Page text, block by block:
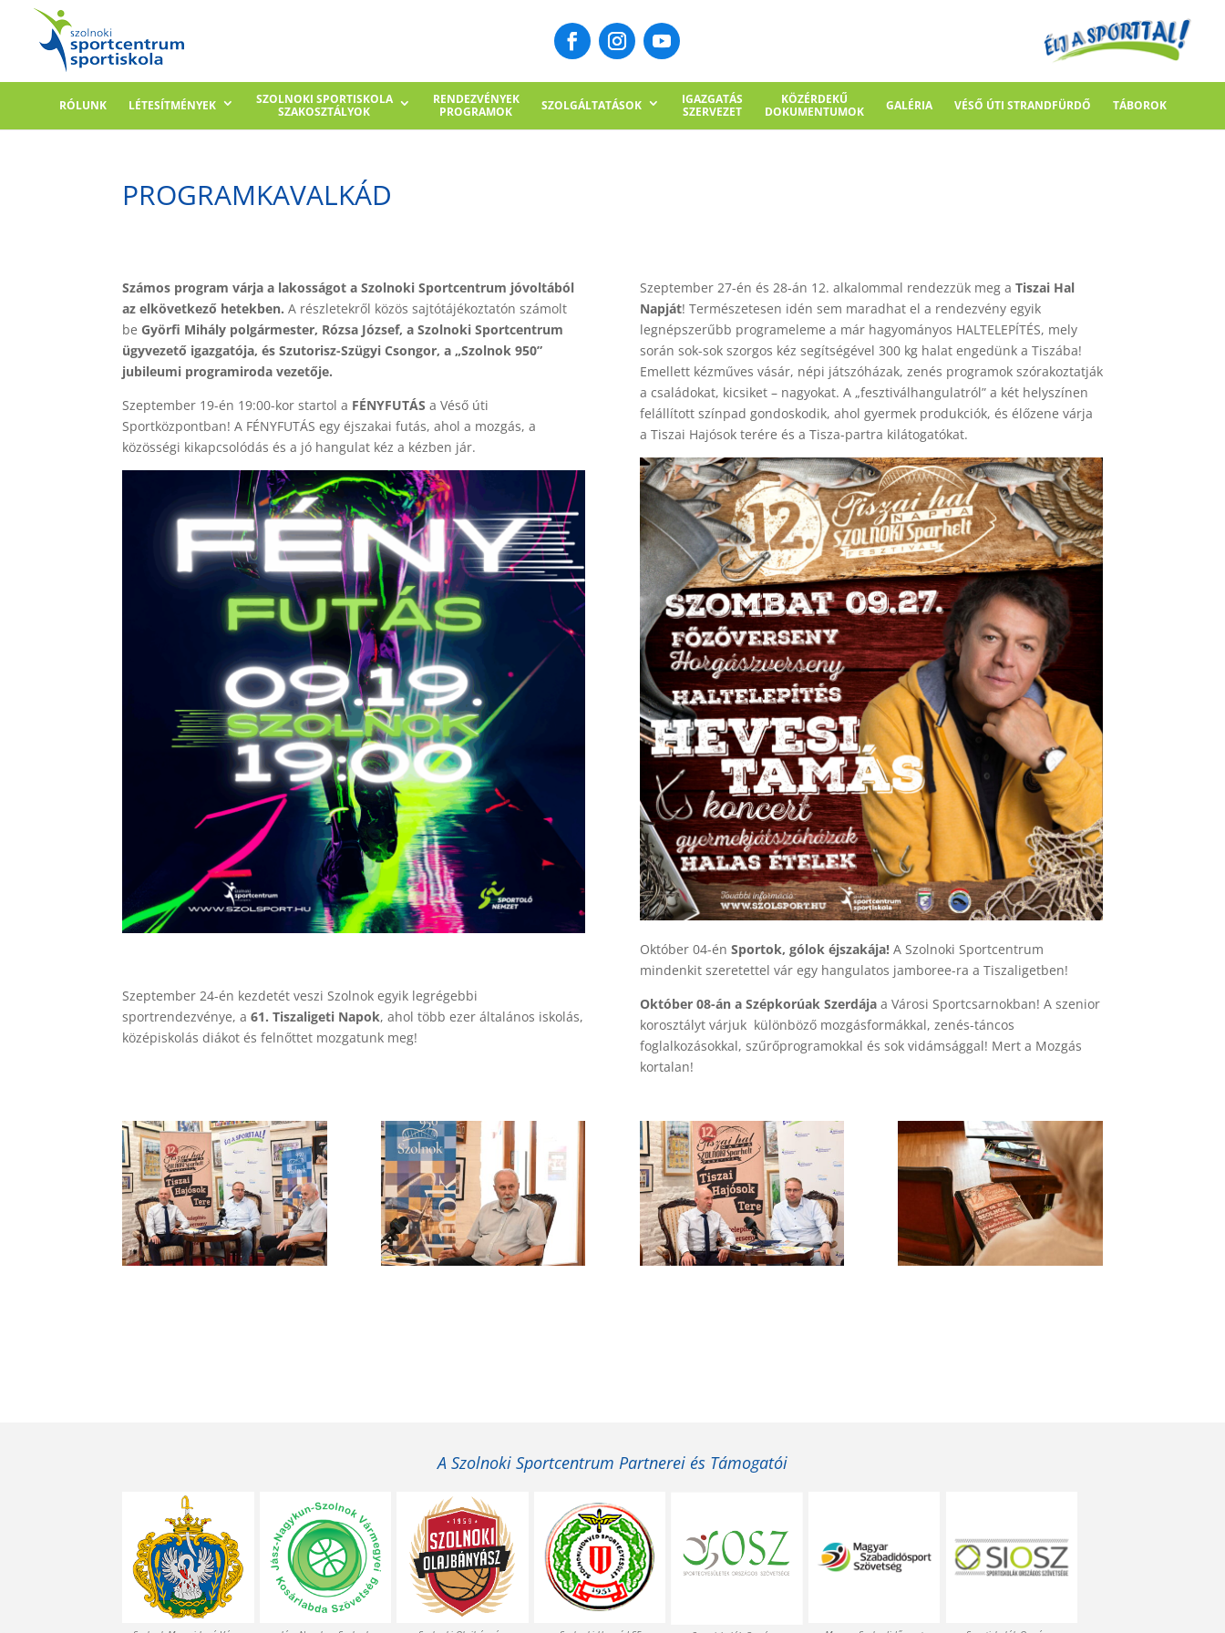
RÓLUNK LÉTESÍTMÉNYEK
SZOLNOKI SPORTISKOLA
SZAKOSZTÁLYOK
RENDEZVÉNYEK
PROGRAMOK
SZOLGÁLTATÁSOK
IGAZGATÁS
SZERVEZET
KÖZÉRDEKŰ
DOKUMENTUMOK
GALÉRIA VÉSŐ ÚTI STRANDFÜRDŐ TÁBOROK
PROGRAMKAVALKÁD
Számos program várja a lakosságot a Szolnoki Sportcentrum jóvoltából
az elkövetkező hetekben. A részletekről közös sajtótájékoztatón számolt
be Györfi Mihály polgármester, Rózsa József, a Szolnoki Sportcentrum
ügyvezető igazgatója, és Szutorisz-Szügyi Csongor, a „Szolnok 950”
jubileumi programiroda vezetője.
Szeptember 19-én 19:00-kor startol a FÉNYFUTÁS a Véső úti
Sportközpontban! A FÉNYFUTÁS egy éjszakai futás, ahol a mozgás, a
közösségi kikapcsolódás és a jó hangulat kéz a kézben jár.
Szeptember 24-én kezdetét veszi Szolnok egyik legrégebbi
sportrendezvénye, a61. Tiszaligeti Napok, ahol több ezer általános iskolás,
középiskolás diákot és felnőttet mozgatunk meg!
Szeptember 27-én és 28-án 12. alkalommal rendezzük meg a Tiszai Hal
Napját! Természetesen idén sem maradhat el a rendezvény egyik
legnépszerűbb programeleme a már hagyományos HALTELEPÍTÉS, mely
során sok-sok szorgos kéz segítségével 300 kg halat engedünk a Tiszába!
Emellett kézműves vásár, népi játszóházak, zenés programok szórakoztatják
a családokat, kicsiket – nagyokat. A „fesztiválhangulatról” a két helyszínen
felállított színpad gondoskodik, ahol gyermek produkciók, és élőzene várja
a Tiszai Hajósok terére és a Tisza-partra kilátogatókat.
Október 04-én Sportok, gólok éjszakája!A Szolnoki Sportcentrum
mindenkit szeretettel vár egy hangulatos jamboree-ra a Tiszaligetben!
Október 08-án a Szépkorúak Szerdájaa Városi Sportcsarnokban! A szenior
korosztályt várjuk különböző mozgásformákkal, zenés-táncos
foglalkozásokkal, szűrőprogramokkal és sok vidámsággal! Mert a Mozgás
kortalan!
A Szolnoki Sportcentrum Partnerei és Támogatói